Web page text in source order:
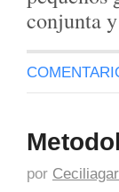
conjunta
por